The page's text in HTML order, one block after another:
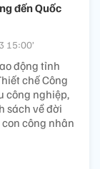
đến Quốc
15:00’
động tỉnh
chế Công
công nghiệp,
sách về đời
công nhân